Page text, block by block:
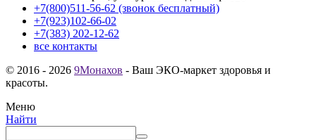
+7(800)511-56-62 (звонок бесплатный)
+7(923)102-66-02
+7(383) 202-12-62
все контакты
© 2016 - 2026 9Монахов - Ваш ЭКО-маркет здоровья и
красоты.
Меню
Найти